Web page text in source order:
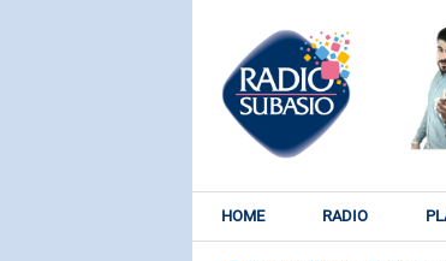
HOME RADIO